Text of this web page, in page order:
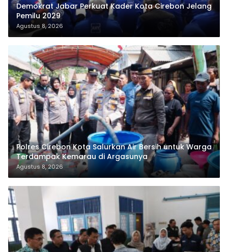
Demokrat Jabar Perkuat Kader Kota Cirebon Jelang
Pemilu 2029
Agustus 8, 2026
Polres Cirebon Kota Salurkan Air Bersih untuk Warga
Terdampak Kemarau di Argasunya
Agustus 8, 2026